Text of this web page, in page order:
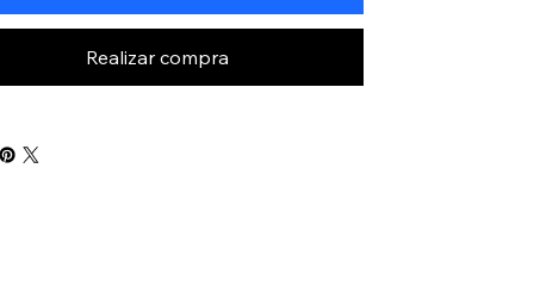
Realizar compra